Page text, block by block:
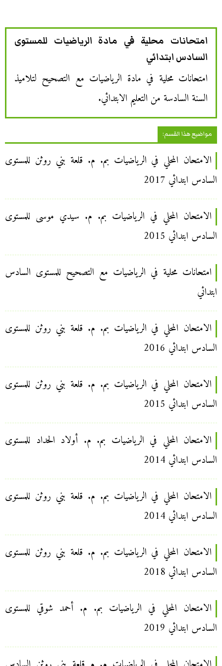
امتحانات محلية في مادة الرياضيات للمستوى
السادس ابتدائي
امتحانات محلية في مادة الرياضيات مع التصحيح لتلاميذ
السنة السادسة من التعليم الابتدائي.
مواضيع هذا القسم:
الامتحان المحلي في الرياضيات بم. م. قلعة بني روثن للمستوى
السادس ابتدائي 2017
الامتحان المحلي في الرياضيات بم. م. سيدي موسى للمستوى
السادس ابتدائي 2015
امتحانات محلية في الرياضيات مع التصحيح للمستوى السادس
ابتدائي
الامتحان المحلي في الرياضيات بم. م. قلعة بني روثن للمستوى
السادس ابتدائي 2016
الامتحان المحلي في الرياضيات بم. م. قلعة بني روثن للمستوى
السادس ابتدائي 2015
الامتحان المحلي في الرياضيات بم. م. أولاد الحداد للمستوى
السادس ابتدائي 2014
الامتحان المحلي في الرياضيات بم. م. قلعة بني روثن للمستوى
السادس ابتدائي 2014
الامتحان المحلي في الرياضيات بم. م. قلعة بني روثن للمستوى
السادس ابتدائي 2018
الامتحان المحلي في الرياضيات بم. م. أحمد شوقي للمستوى
السادس ابتدائي 2019